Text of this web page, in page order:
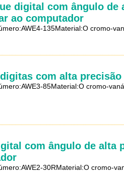
digital com ângulo de
ao computador
135Material:O cromo-
com alta
85Material:O cromo-
com ângulo de alta
30RMaterial:O cromo-